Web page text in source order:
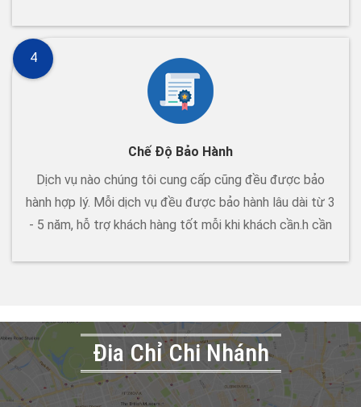
Chế Độ Bảo Hành
Dịch vụ nào chúng tôi cung cấp cũng đều được bảo
hành hợp lý. Mỗi dịch vụ đều được bảo hành lâu dài từ 3
- 5 năm, hỗ trợ khách hàng tốt mỗi khi khách cần.h cần
4
Đia Chỉ Chi Nhánh